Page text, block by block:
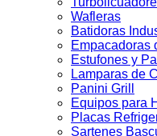
Wafleras
Batidoras
Empacadoras
Estufones y
Lamparas de
Panini Grill
Equipos para
Placas
Sartenes